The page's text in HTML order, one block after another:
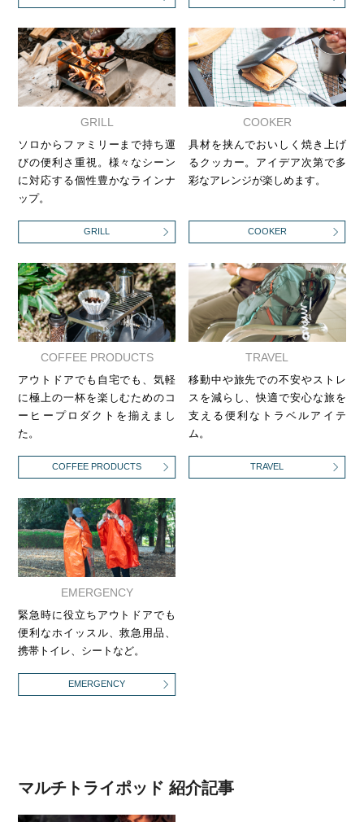
GRILL
ソロからファミリーまで持ち運
びの便利さ重視。様々なシーン
に対応する個性豊かなラインナ
ップ。
GRILL
COOKER
具材を挟んでおいしく焼き上げ
るクッカー。アイデア次第で多
彩なアレンジが楽しめます。
COOKER
COFFEE PRODUCTS
アウトドアでも自宅でも、気軽
に極上の一杯を楽しむためのコ
ーヒープロダクトを揃えまし
た。
COFFEE PRODUCTS
TRAVEL
移動中や旅先での不安やストレ
スを減らし、快適で安心な旅を
支える便利なトラベルアイテ
ム。
TRAVEL
EMERGENCY
緊急時に役立ちアウトドアでも
便利なホイッスル、救急用品、
携帯トイレ、シートなど。
EMERGENCY
マルチトライポッド 紹介記事